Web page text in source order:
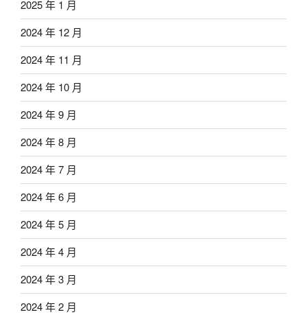
2025 年 1 月
2024 年 12 月
2024 年 11 月
2024 年 10 月
2024 年 9 月
2024 年 8 月
2024 年 7 月
2024 年 6 月
2024 年 5 月
2024 年 4 月
2024 年 3 月
2024 年 2 月